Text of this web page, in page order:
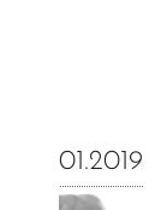
23.01.2019